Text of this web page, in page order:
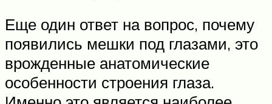
Еще один ответ на вопрос, почему
появились мешки под глазами, это
врожденные анатомические
особенности строения глаза.